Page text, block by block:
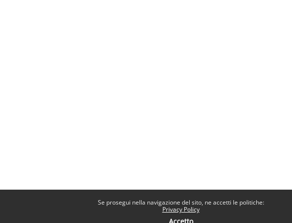
Se prosegui nella navigazione del sito, ne accetti le politiche:
Privacy Policy